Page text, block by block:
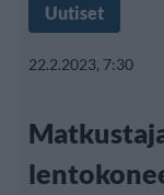
Uutiset
22.2.2023, 7:30